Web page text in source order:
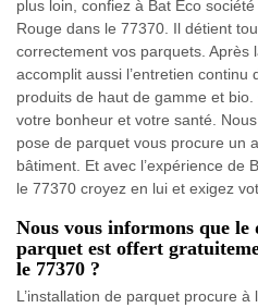
plus loin, confiez à Bat Eco
Rouge dans le 77370. Il détient
correctement vos parquets. Après
accomplit aussi l’entretien continu
produits de haut de gamme et
votre bonheur et votre santé.
pose de parquet vous procure un
bâtiment. Et avec l’expérience de
le 77370 croyez en lui et exigez
Nous vous informons que
parquet est offert
le 77370 ?
L’installation de parquet procure